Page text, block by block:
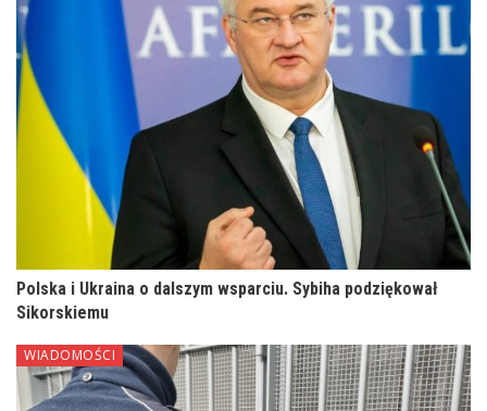
Polska i Ukraina o dalszym wsparciu. Sybiha podziękował
Sikorskiemu
WIADOMOŚCI